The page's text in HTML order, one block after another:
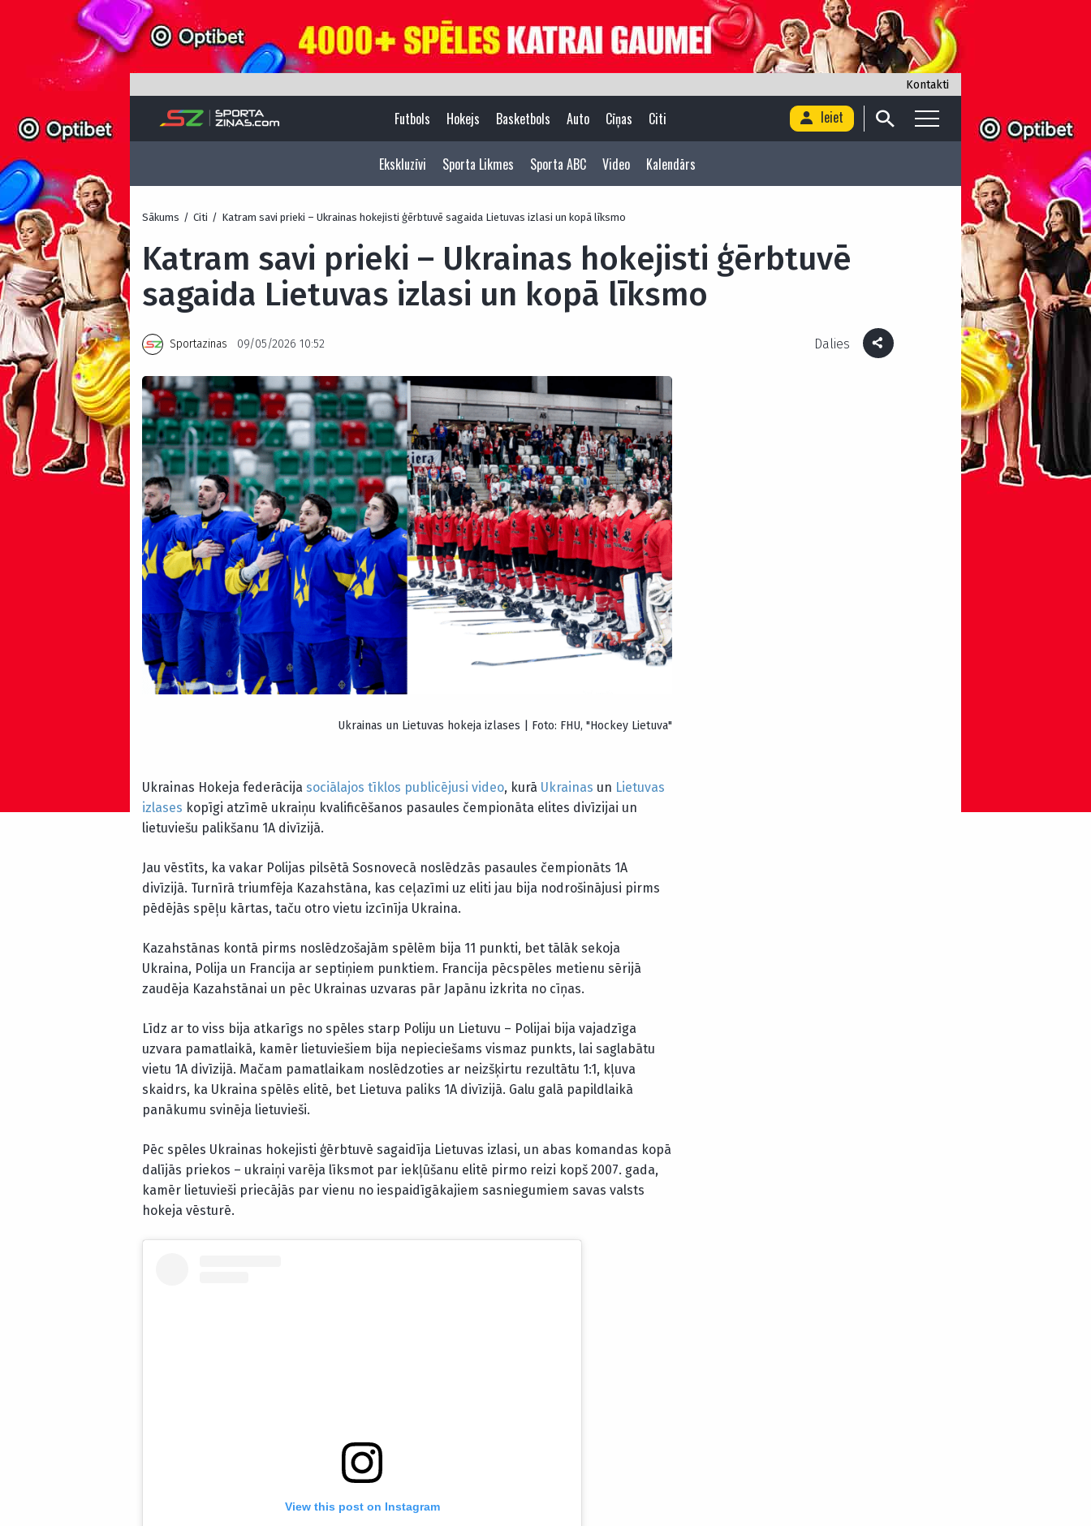
Kontakti
Futbols Hokejs Basketbols Auto Cīņas Citi Ieiet
Ekskluzīvi Sporta Likmes Sporta ABC Video Kalendārs
Sākums / Citi / Katram savi prieki – Ukrainas hokejisti ģērbtuvē sagaida Lietuvas izlasi un kopā līksmo
Katram savi prieki – Ukrainas hokejisti ģērbtuvē
sagaida Lietuvas izlasi un kopā līksmo
Sportazinas 09/05/2026 10:52 Dalies
Ukrainas un Lietuvas hokeja izlases | Foto: FHU, "Hockey Lietuva"
Ukrainas Hokeja federācija sociālajos tīklos publicējusi video, kurā Ukrainas un Lietuvas
izlases kopīgi atzīmē ukraiņu kvalificēšanos pasaules čempionāta elites divīzijai un
lietuviešu palikšanu 1A divīzijā.
Jau vēstīts, ka vakar Polijas pilsētā Sosnovecā noslēdzās pasaules čempionāts 1A
divīzijā. Turnīrā triumfēja Kazahstāna, kas ceļazīmi uz eliti jau bija nodrošinājusi pirms
pēdējās spēļu kārtas, taču otro vietu izcīnīja Ukraina.
Kazahstānas kontā pirms noslēdzošajām spēlēm bija 11 punkti, bet tālāk sekoja
Ukraina, Polija un Francija ar septiņiem punktiem. Francija pēcspēles metienu sērijā
zaudēja Kazahstānai un pēc Ukrainas uzvaras pār Japānu izkrita no cīņas.
Līdz ar to viss bija atkarīgs no spēles starp Poliju un Lietuvu – Polijai bija vajadzīga
uzvara pamatlaikā, kamēr lietuviešiem bija nepieciešams vismaz punkts, lai saglabātu
vietu 1A divīzijā. Mačam pamatlaikam noslēdzoties ar neizšķirtu rezultātu 1:1, kļuva
skaidrs, ka Ukraina spēlēs elitē, bet Lietuva paliks 1A divīzijā. Galu galā papildlaikā
panākumu svinēja lietuvieši.
Pēc spēles Ukrainas hokejisti ģērbtuvē sagaidīja Lietuvas izlasi, un abas komandas kopā
dalījās priekos – ukraiņi varēja līksmot par iekļūšanu elitē pirmo reizi kopš 2007. gada,
kamēr lietuvieši priecājās par vienu no iespaidīgākajiem sasniegumiem savas valsts
hokeja vēsturē.
View this post on Instagram